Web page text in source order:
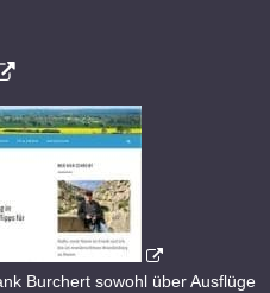
Burchert sowohl über Ausflüge